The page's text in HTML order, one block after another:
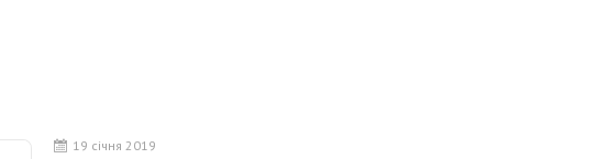
19 січня 2019